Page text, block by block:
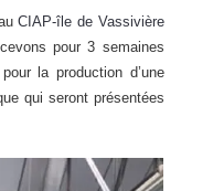
CIAP-île de Vassivière
pour 3 semaines
pour la production d’une
qui seront présentées